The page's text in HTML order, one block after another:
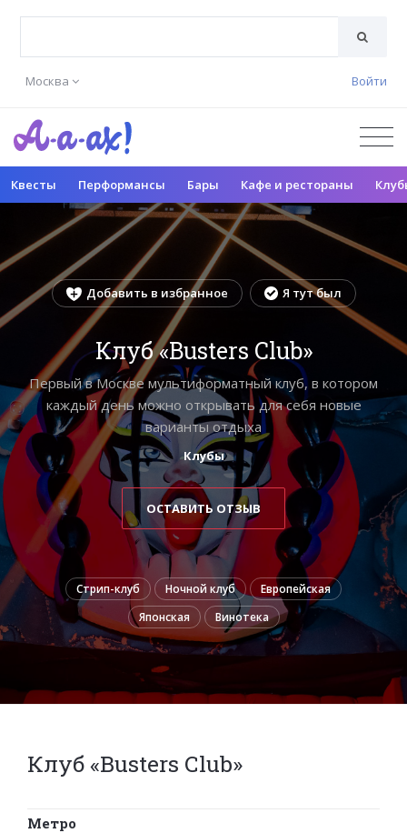
Москва Войти
Квесты Перформансы Бары Кафе и рестораны
Добавить в избранное Я тут был
Клуб «Busters Сlub»
Первый в Москве мультиформатный клуб, в котором
каждый день можно открывать для себя новые
варианты отдыха
Клубы
ОСТАВИТЬ ОТЗЫВ
Стрип-клуб Ночной клуб
Европейская
Японская
Винотека
Клуб «Busters Сlub»
Метро